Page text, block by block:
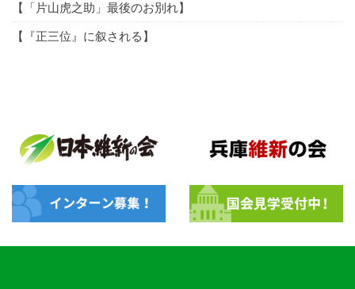
【「片山虎之助」最後のお別れ】
【『正三位』に叙される】